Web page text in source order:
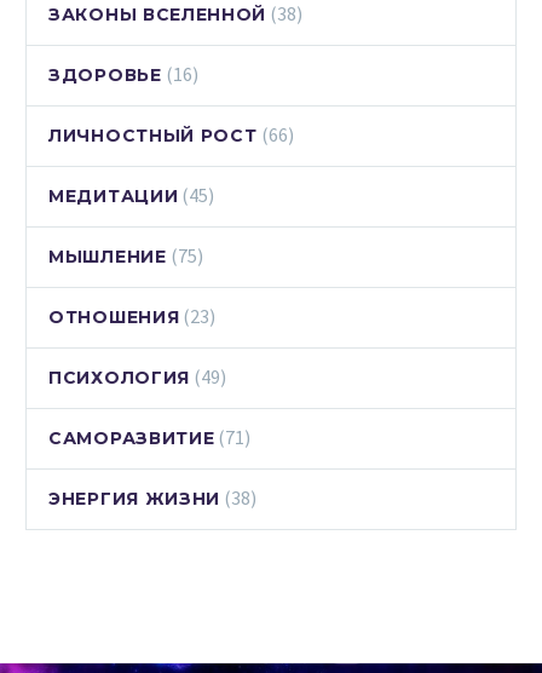
ЗАКОНЫ ВСЕЛЕННОЙ (38)
ЗДОРОВЬЕ (16)
ЛИЧНОСТНЫЙ РОСТ (66)
МЕДИТАЦИИ (45)
МЫШЛЕНИЕ (75)
ОТНОШЕНИЯ (23)
ПСИХОЛОГИЯ (49)
САМОРАЗВИТИЕ (71)
ЭНЕРГИЯ ЖИЗНИ (38)